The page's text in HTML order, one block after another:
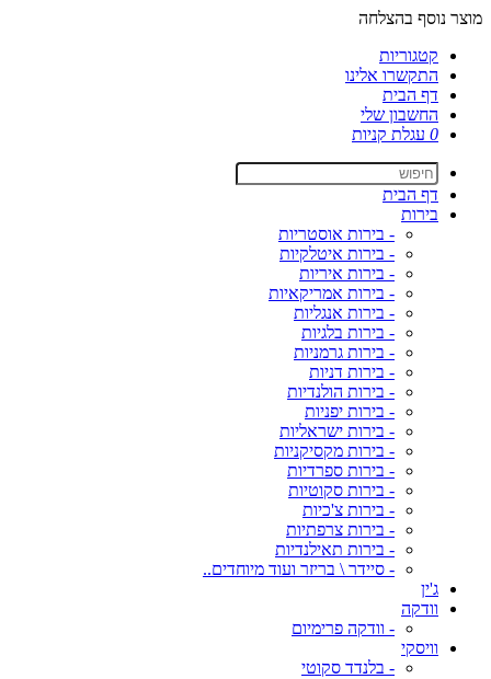
מוצר נוסף בהצלחה
קטגוריות
התקשרו אלינו
דף הבית
החשבון שלי
0 עגלת קניות
דף הבית
בירות
- בירות אוסטריות
- בירות איטלקיות
- בירות איריות
- בירות אמריקאיות
- בירות אנגליות
- בירות בלגיות
- בירות גרמניות
- בירות דניות
- בירות הולנדיות
- בירות יפניות
- בירות ישראליות
- בירות מקסיקניות
- בירות ספרדיות
- בירות סקוטיות
- בירות צ'כיות
- בירות צרפתיות
- בירות תאילנדיות
- סיידר \ בריזר ועוד מיוחדים..
ג'ין
וודקה
- וודקה פרימיום
וויסקי
- בלנדד סקוטי